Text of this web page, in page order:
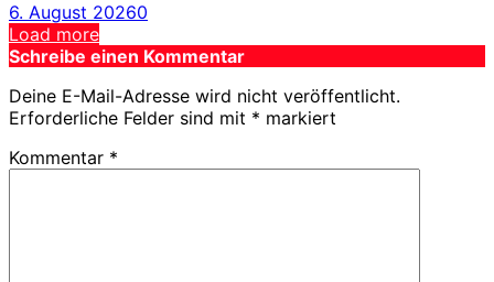
6. August 20260
Load more
Schreibe einen Kommentar
Deine E-Mail-Adresse wird nicht veröffentlicht.
Erforderliche Felder sind mit * markiert
Kommentar *